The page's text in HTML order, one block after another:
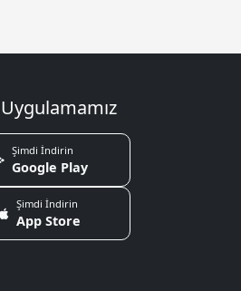
Şimdi İndirin
Google Play
Şimdi İndirin
App Store